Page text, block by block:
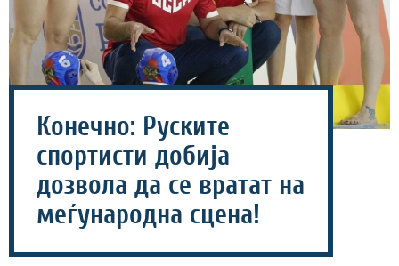
Конечно: Руските
спортисти добија
дозвола да се вратат на
меѓународна сцена!